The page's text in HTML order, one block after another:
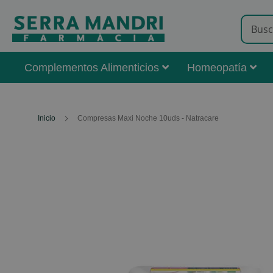
Complementos Alimenticios Homeopatía
Inicio Compresas Maxi Noche 10uds - Natracare